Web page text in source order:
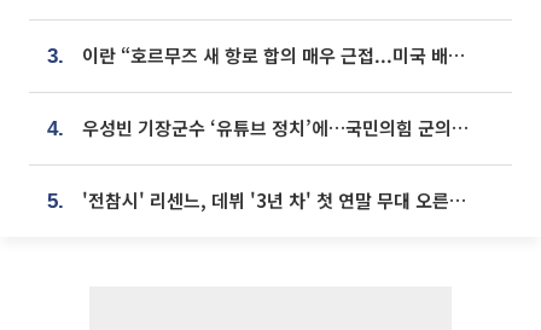
3. 이란 “호르무즈 새 항로 합의 매우 근접...미국 배상 먼저”
4. 우성빈 기장군수 ‘유튜브 정치’에…국민의힘 군의원들 집단 반발
5. '전참시' 리센느, 데뷔 '3년 차' 첫 연말 무대 오른다⋯"그동안 섭외 안 와"